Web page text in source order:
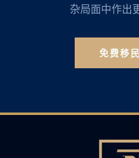
杂局面中作出
免费移